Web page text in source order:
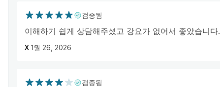
검증됨
이해하기 쉽게 상담해주셨고 강요가 없어서 좋았습니다.
X 1월 26, 2026
검증됨